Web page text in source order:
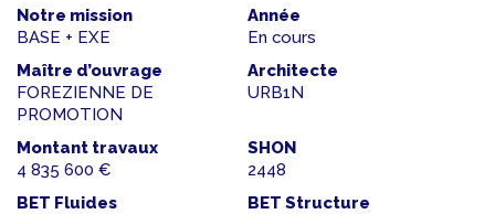
Notre mission
BASE + EXE
Année
En cours
Maître d’ouvrage
FOREZIENNE DE
PROMOTION
Architecte
URB1N
Montant travaux
4 835 600 €
SHON
2448
BET Fluides
BET Structure